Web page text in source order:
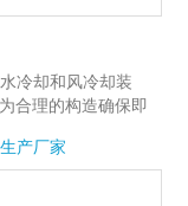
冷却和风冷却装
合理的构造确保即
生产厂家